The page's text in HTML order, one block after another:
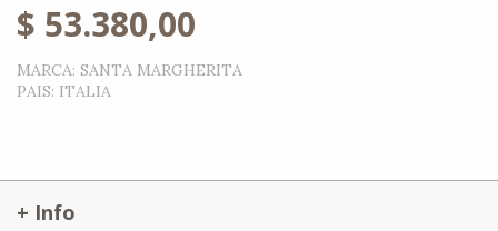
$ 53.380,00
MARCA: SANTA MARGHERITA
PAIS: ITALIA
+ Info